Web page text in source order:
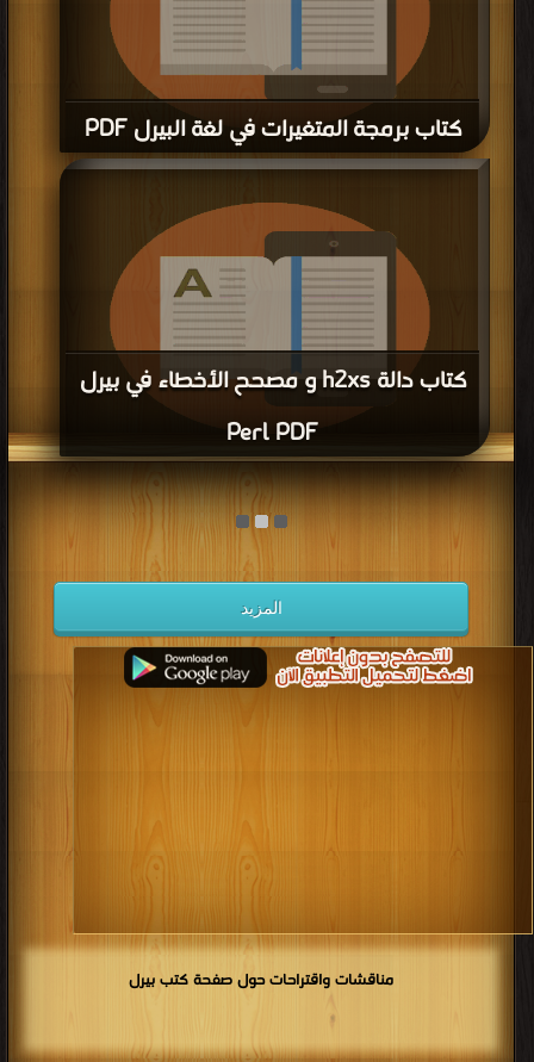
كتاب برمجة المتغيرات في لغة البيرل PDF
قراءة و تحميل كتاب كتاب برمجة المتغيرات في لغة البيرل PDF مجانا | مكتبة >
كتب
في| التحميل : مرة/مرات
كتاب دالة h2xs و مصحح الأخطاء في بيرل
Perl PDF
قراءة و تحميل كتاب كتاب دالة h2xs و مصحح الأخطاء في بيرل Perl PDF مجانا |
مكتبة >كتب في| التحميل : مرة/مرات
المزيد
مناقشات واقتراحات حول صفحة كتب بيرل